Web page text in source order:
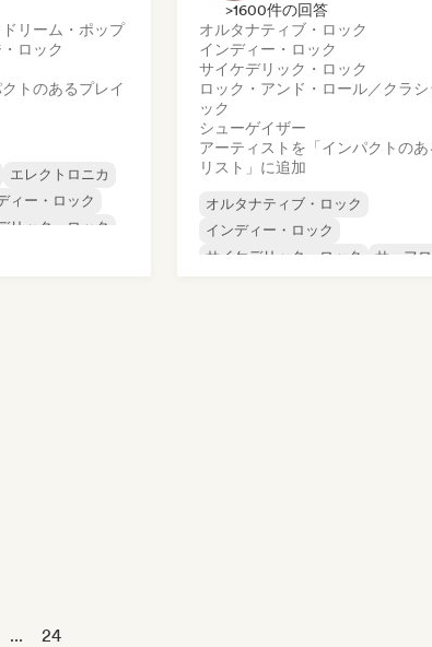
ドリーム・ポップ
ロック
トのあるプレイ
エレクトロニカ
ィー・ロック
リック・ロック
>1600件の回答
オルタナティブ・ロック
インディー・ロック
サイケデリック・ロック
ロック・アンド・ロール／クラシ
ック
シューゲイザー
アーティストを「インパクトのあ
リスト」に追加
オルタナティブ・ロック
インディー・ロック
サイケデリック・ロック
サーフ
... 24